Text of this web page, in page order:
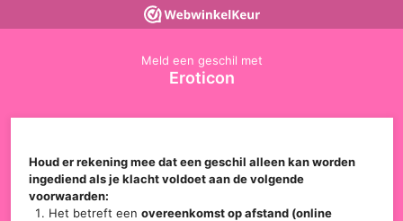
Meld een geschil met
Eroticon
Houd er rekening mee dat een geschil alleen kan worden
ingediend als je klacht voldoet aan de volgende
voorwaarden:
Het betreft eenovereenkomst op afstand (online